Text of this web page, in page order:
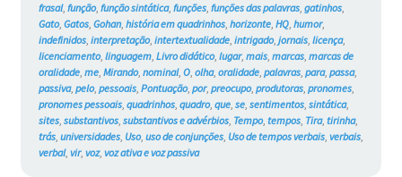
frasal, função, função sintática, funções, funções das palavras, gatinhos,
Gato, Gatos, Gohan, história em quadrinhos, horizonte, HQ, humor,
indefinidos, interpretação, intertextualidade, intrigado, jornais, licença,
licenciamento, linguagem, Livro didático, lugar, mais, marcas, marcas de
oralidade, me, Mirando, nominal, O, olha, oralidade, palavras, para, passa,
passiva, pelo, pessoais, Pontuação, por, preocupo, produtoras, pronomes,
pronomes pessoais, quadrinhos, quadro, que, se, sentimentos, sintática,
sites, substantivos, substantivos e advérbios, Tempo, tempos, Tira, tirinha,
trás, universidades, Uso, uso de conjunções, Uso de tempos verbais, verbais,
verbal, vir, voz, voz ativa e voz passiva